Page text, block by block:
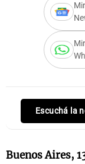
Escuchá la
Buenos Aires,